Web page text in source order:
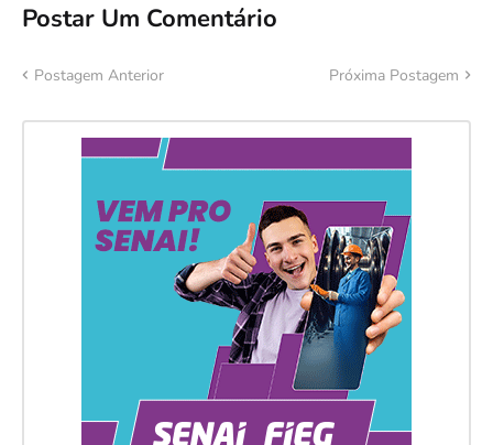
Postar Um Comentário
Postagem Anterior Próxima Postagem